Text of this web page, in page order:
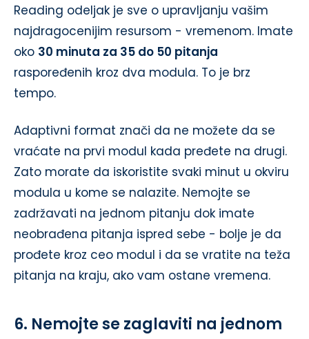
Reading odeljak je sve o upravljanju vašim
najdragocenijim resursom - vremenom. Imate
oko 30 minuta za 35 do 50 pitanja
raspoređenih kroz dva modula. To je brz
tempo.
Adaptivni format znači da ne možete da se
vraćate na prvi modul kada pređete na drugi.
Zato morate da iskoristite svaki minut u okviru
modula u kome se nalazite. Nemojte se
zadržavati na jednom pitanju dok imate
neobrađena pitanja ispred sebe - bolje je da
prođete kroz ceo modul i da se vratite na teža
pitanja na kraju, ako vam ostane vremena.
6. Nemojte se zaglaviti na jednom